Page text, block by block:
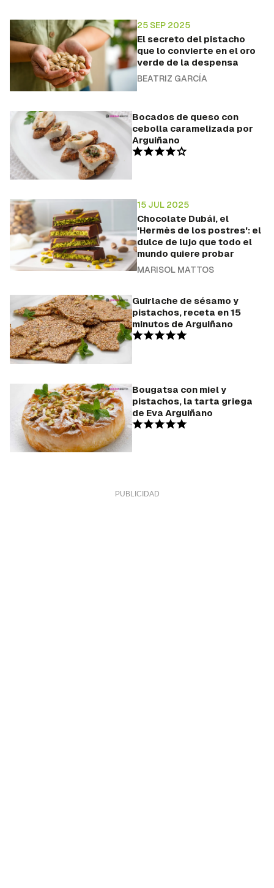
25 SEP 2025
El secreto del pistacho
que lo convierte en el oro
verde de la despensa
BEATRIZ GARCÍA
Bocados de queso con
cebolla caramelizada por
Arguiñano
15 JUL 2025
Chocolate Dubái, el
'Hermès de los postres': el
dulce de lujo que todo el
mundo quiere probar
MARISOL MATTOS
Guirlache de sésamo y
pistachos, receta en 15
minutos de Arguiñano
Bougatsa con miel y
pistachos, la tarta griega
de Eva Arguiñano